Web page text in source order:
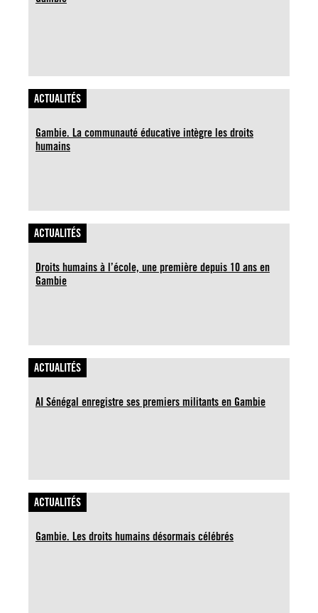
ACTUALITÉS
Gambie. La communauté éducative intègre les droits
humains
ACTUALITÉS
Droits humains à l’école, une première depuis 10 ans en
Gambie
ACTUALITÉS
AI Sénégal enregistre ses premiers militants en Gambie
ACTUALITÉS
Gambie. Les droits humains désormais célébrés